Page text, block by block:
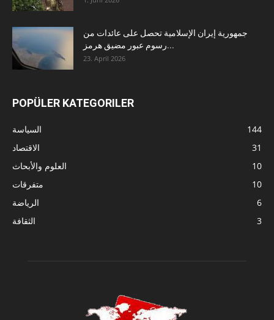
جمهورية إيران الإسلامية تحصل على عائدات من
رسوم عبور مضيق هرمز...
23. April 2026
POPÜLER KATEGORILER
السياسة
144
الاقتصاد
31
العلوم والأبحاث
10
متفرقات
10
الرياضة
6
الثقافة
3